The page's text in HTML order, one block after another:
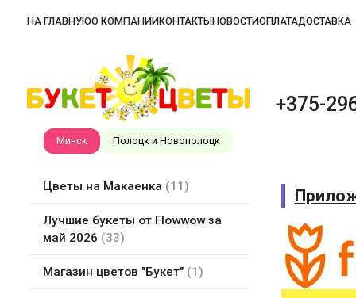
НА ГЛАВНУЮО КОМПАНИИКОНТАКТЫНОВОСТИОПЛАТАДОСТАВКА
Минск Полоцк и Новополоцк
+375-
Цветы на Макаенка 11
Лучшие букеты от Flowwow за
май 2026
33
Магазин цветов "Букет" 1